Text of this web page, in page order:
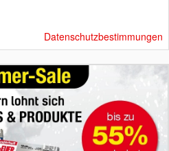
Datenschutzbestimmungen